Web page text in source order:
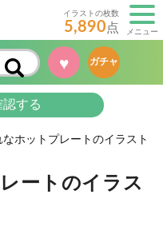
イラストの枚数
5,890点 メニュー
♥ ガチャ
する
なホットプレートのイラスト
ートのイラス